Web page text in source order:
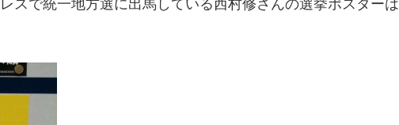
スで統一地方選に出馬している西村修さんの選挙ポスターは